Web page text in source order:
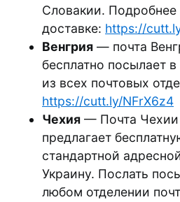
Словакии. Подробнее
доставке: https://
Венгрия — почта
бесплатно посылает
из всех почтовых
https://cutt.ly/NFrX6z4
Чехия — Почта Чехии
предлагает
стандартной
Украину. Послать
любом отделении